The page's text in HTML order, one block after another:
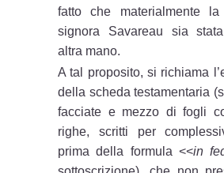
fatto che materialmente
signora Savareau sia
altra mano.
A tal proposito, si richiama
della scheda testamentaria
facciate e mezzo di fogli
righe, scritti per
prima della formula <<in